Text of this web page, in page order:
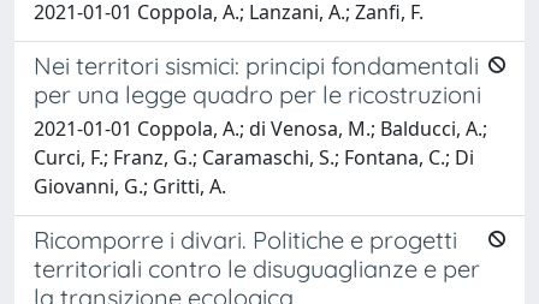
2021-01-01 Coppola, A.; Lanzani, A.; Zanfi, F.
Nei territori sismici: principi fondamentali
per una legge quadro per le ricostruzioni
2021-01-01 Coppola, A.; di Venosa, M.; Balducci, A.;
Curci, F.; Franz, G.; Caramaschi, S.; Fontana, C.; Di
Giovanni, G.; Gritti, A.
Ricomporre i divari. Politiche e progetti
territoriali contro le disuguaglianze e per
la transizione ecologica